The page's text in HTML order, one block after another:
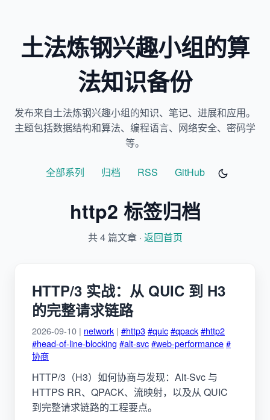
土法炼钢兴趣小组的算
法知识备份
发布来自土法炼钢兴趣小组的知识、笔记、进展和应用。
主题包括数据结构和算法、编程语言、网络安全、密码学
等。
全部系列 归档 RSS GitHub
http2 标签归档
共 4 篇文章 · 返回首页
HTTP/3 实战：从 QUIC 到 H3
的完整请求链路
2026-09-10 | network | #http3#quic#qpack#http2
#head-of-line-blocking #alt-svc#web-performance#
协商
HTTP/3（H3）如何协商与发现：Alt-Svc 与
HTTPS RR、QPACK、流映射，以及从 QUIC
到完整请求链路的工程要点。